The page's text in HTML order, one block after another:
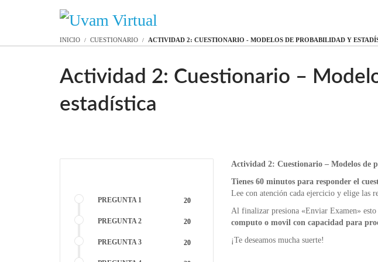
INICIO CUESTIONARIO ACTIVIDAD 2: CUESTIONARIO - MODELOS DE PROBABILIDAD Y
Actividad 2: Cuestionario –
estadística
Actividad 2: Cuestionario – Modelos de
Tienes 60 minutos para responder el
Lee con atención cada ejercicio y elige las
Al finalizar presiona «Enviar Examen» esto
computo o movil con capacidad para
¡Te deseamos mucha suerte!
PREGUNTA 1 20
PREGUNTA 2 20
PREGUNTA 3 20